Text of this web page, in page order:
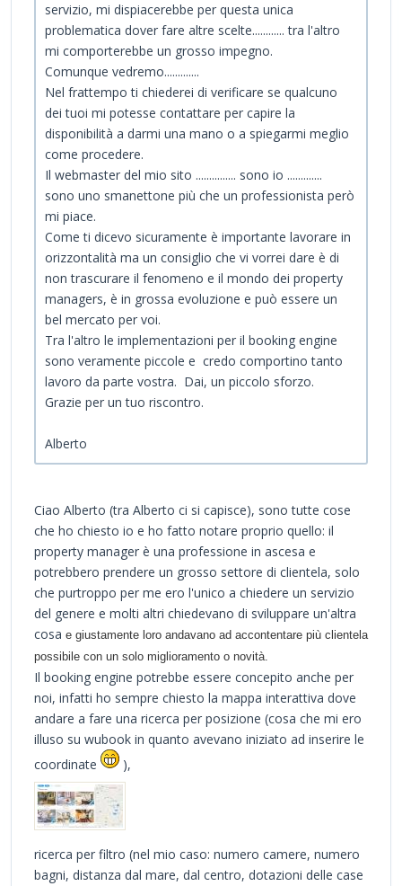
servizio, mi dispiacerebbe per questa unica
problematica dover fare altre scelte............ tra l'altro
mi comporterebbe un grosso impegno.
Comunque vedremo.............
Nel frattempo ti chiederei di verificare se qualcuno
dei tuoi mi potesse contattare per capire la
disponibilità a darmi una mano o a spiegarmi meglio
come procedere.
Il webmaster del mio sito ............... sono io .............
sono uno smanettone più che un professionista però
mi piace.
Come ti dicevo sicuramente è importante lavorare in
orizzontalità ma un consiglio che vi vorrei dare è di
non trascurare il fenomeno e il mondo dei property
managers, è in grossa evoluzione e può essere un
bel mercato per voi.
Tra l'altro le implementazioni per il booking engine
sono veramente piccole e credo comportino tanto
lavoro da parte vostra. Dai, un piccolo sforzo.
Grazie per un tuo riscontro.
Alberto
Ciao Alberto (tra Alberto ci si capisce), sono tutte cose
che ho chiesto io e ho fatto notare proprio quello: il
property manager è una professione in ascesa e
potrebbero prendere un grosso settore di clientela, solo
che purtroppo per me ero l'unico a chiedere un servizio
del genere e molti altri chiedevano di sviluppare un'altra
cosa e giustamente loro andavano ad accontentare più clientela
possibile con un solo miglioramento o novità.
Il booking engine potrebbe essere concepito anche per
noi, infatti ho sempre chiesto la mappa interattiva dove
andare a fare una ricerca per posizione (cosa che mi ero
illuso su wubook in quanto avevano iniziato ad inserire le
coordinate
),
ricerca per filtro (nel mio caso: numero camere, numero
bagni, distanza dal mare, dal centro, dotazioni delle case